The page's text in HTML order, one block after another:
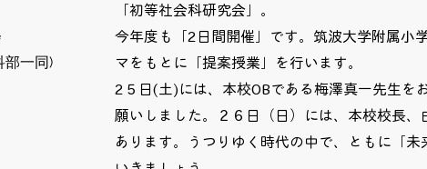
部一同)
「初等社会科研究会」。
今年度も「2日間開催」です。筑波大学附属小
マをもとに「提案授業」を行います。
2５日(土)には、本校OBである梅澤真一先生を
願いしました。２６日（日）には、本校校長、
あります。うつりゆく時代の中で、ともに「未